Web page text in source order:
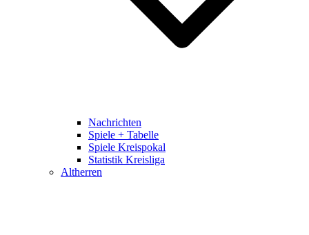
Nachrichten
Spiele + Tabelle
Spiele Kreispokal
Statistik Kreisliga
Altherren